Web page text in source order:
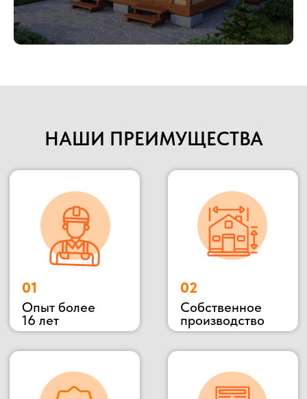
НАШИ ПРЕИМУЩЕСТВА
Подробнее